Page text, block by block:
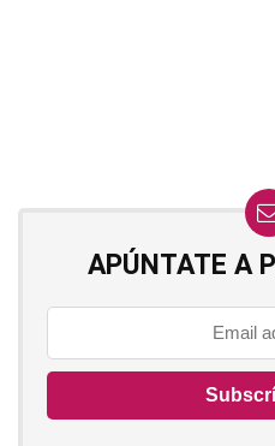
APÚNTATE A